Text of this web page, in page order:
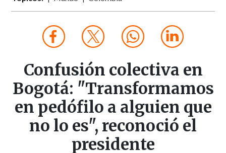
Confusión colectiva en
Bogotá: "Transformamos
en pedófilo a alguien que
no lo es", reconoció el
presidente